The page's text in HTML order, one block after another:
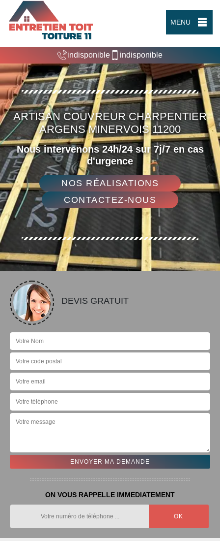
MENU
indisponible indisponible
ARTISAN COUVREUR CHARPENTIER
ARGENS MINERVOIS 11200
Nous intervenons 24h/24 sur 7j/7 en cas
d'urgence
NOS RÉALISATIONS
CONTACTEZ-NOUS
DEVIS GRATUIT
ON VOUS RAPPELLE IMMEDIATEMENT